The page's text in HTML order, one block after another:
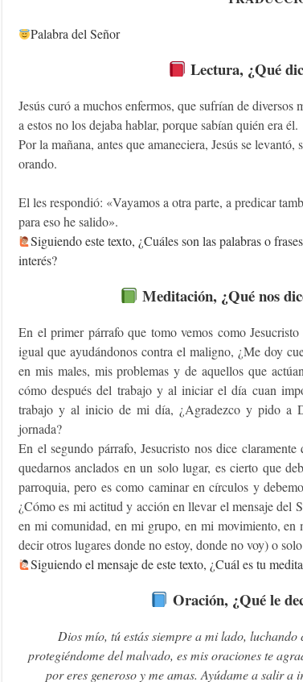
Palabra del Señor
Lectura, ¿Qué
Jesús curó a muchos enfermos, que sufrían de
a estos no los dejaba hablar, porque sabían quién era él.
Por la mañana, antes que amaneciera, Jesús se
orando.
El les respondió: «Vayamos a otra parte, a predicar
para eso he salido».
Siguiendo este texto, ¿Cuáles son las palabras o
interés?
Meditación, ¿Qué nos
En el primer párrafo que tomo vemos como
igual que ayudándonos contra el maligno, ¿Me doy
en mis males, mis problemas y de aquellos que
cómo después del trabajo y al iniciar el día cuan
trabajo y al inicio de mi día, ¿Agradezco y pido a
jornada?
En el segundo párrafo, Jesucristo nos dice
quedarnos anclados en un solo lugar, es cierto que
parroquia, pero es como caminar en círculos y
¿Cómo es mi actitud y acción en llevar el mensaje del
en mi comunidad, en mi grupo, en mi movimiento, en
decir otros lugares donde no estoy, donde no voy) o
Siguiendo el mensaje de este texto, ¿Cuál es tu
Oración, ¿Qué le
Dios mío, tú estás siempre a mi lado,
protegiéndome del malvado, es mis oraciones te
por eres generoso y me amas. Ayúdame a salir